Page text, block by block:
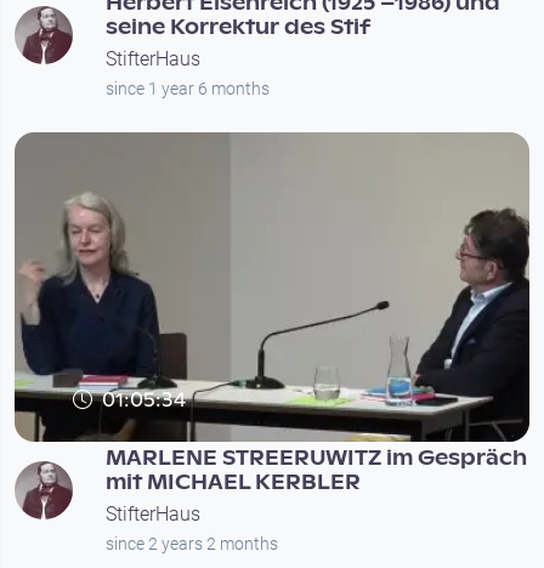
seine Korrektur des Stif
StifterHaus
since 1 year 6 months
01:05:34
MARLENE STREERUWITZ im Gespräch
mit MICHAEL KERBLER
StifterHaus
since 2 years 2 months